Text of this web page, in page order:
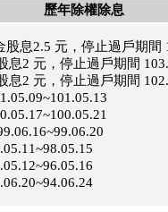
歷年除權除息
息2.5 元，停止過戶期間
息2 元，停止過戶期間
息2 元，停止過戶期間